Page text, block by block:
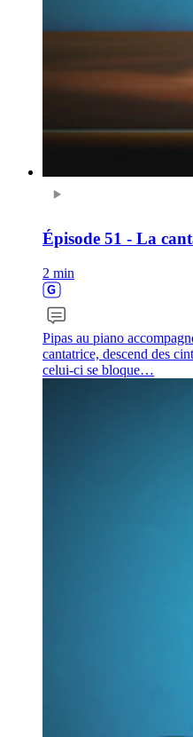
Épisode 51 - La
2 min
Pipas au piano
cantatrice, descend des
celui-ci se bloque…